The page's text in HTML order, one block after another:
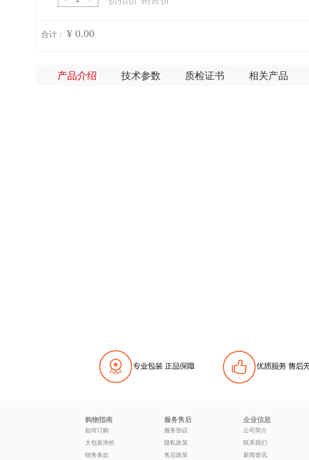
合计： ¥ 0.00
产品介绍 技术参数 质检证书 相关产品
购物指南
如何订购
大包装询价
销售条款
服务售后
服务协议
隐私政策
售后政策
企业信息
公司简介
联系我们
新闻资讯